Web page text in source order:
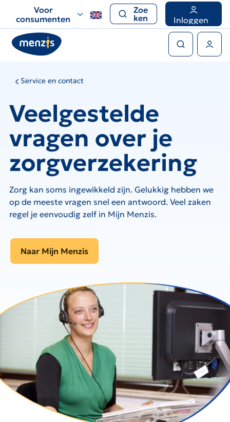
voor
snelle
navigatie
Voor
consumenten
Zoe
ken
Inloggen
Service en contact
Veelgestelde
vragen over je
zorgverzekering
Zorg kan soms ingewikkeld zijn. Gelukkig hebben we
op de meeste vragen snel een antwoord. Veel zaken
regel je eenvoudig zelf in Mijn Menzis.
Naar Mijn Menzis